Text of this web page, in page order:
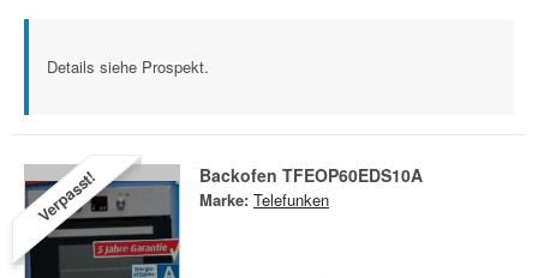
Details siehe Prospekt.
Verpasst! Backofen TFEOP60EDS10A
Marke: Telefunken